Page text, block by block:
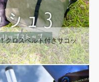
クロスベルト付きサコッ